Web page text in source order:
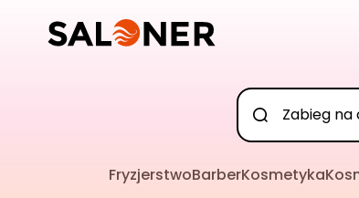
FryzjerstwoBarberKosmetyka